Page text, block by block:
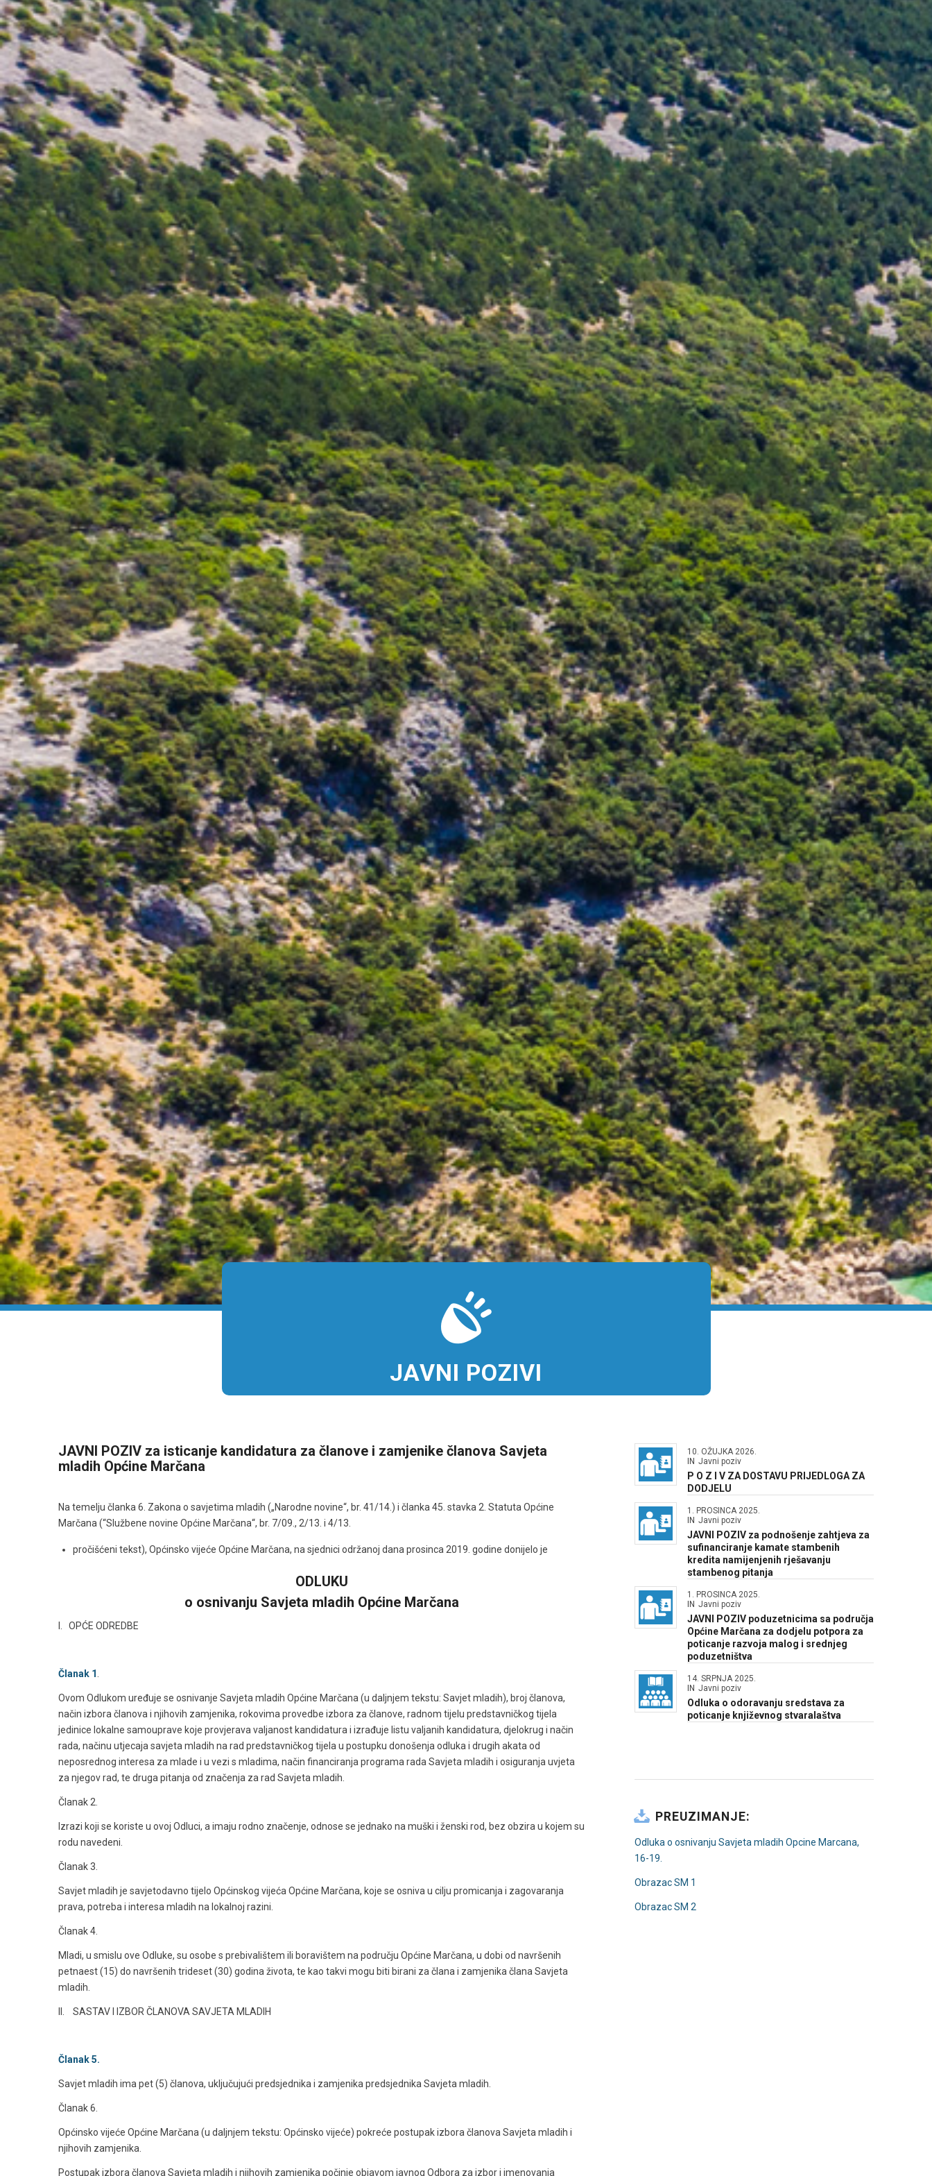
JAVNI POZIVI
JAVNI POZIV za isticanje kandidatura za članove i zamjenike članova Savjeta
mladih Općine Marčana
Na temelju članka 6. Zakona o savjetima mladih („Narodne novine“, br. 41/14.) i članka 45. stavka 2. Statuta Općine
Marčana (“Službene novine Općine Marčana“, br. 7/09., 2/13. i 4/13.
pročišćeni tekst), Općinsko vijeće Općine Marčana, na sjednici održanoj dana prosinca 2019. godine donijelo je
ODLUKU
o osnivanju Savjeta mladih Općine Marčana
I. OPĆE ODREDBE
Članak 1.
Ovom Odlukom uređuje se osnivanje Savjeta mladih Općine Marčana (u daljnjem tekstu: Savjet mladih), broj članova,
način izbora članova i njihovih zamjenika, rokovima provedbe izbora za članove, radnom tijelu predstavničkog tijela
jedinice lokalne samouprave koje provjerava valjanost kandidatura i izrađuje listu valjanih kandidatura, djelokrug i način
rada, načinu utjecaja savjeta mladih na rad predstavničkog tijela u postupku donošenja odluka i drugih akata od
neposrednog interesa za mlade i u vezi s mladima, način financiranja programa rada Savjeta mladih i osiguranja uvjeta
za njegov rad, te druga pitanja od značenja za rad Savjeta mladih.
Članak 2.
Izrazi koji se koriste u ovoj Odluci, a imaju rodno značenje, odnose se jednako na muški i ženski rod, bez obzira u kojem su
rodu navedeni.
Članak 3.
Savjet mladih je savjetodavno tijelo Općinskog vijeća Općine Marčana, koje se osniva u cilju promicanja i zagovaranja
prava, potreba i interesa mladih na lokalnoj razini.
Članak 4.
Mladi, u smislu ove Odluke, su osobe s prebivalištem ili boravištem na području Općine Marčana, u dobi od navršenih
petnaest (15) do navršenih trideset (30) godina života, te kao takvi mogu biti birani za člana i zamjenika člana Savjeta
mladih.
II. SASTAV I IZBOR ČLANOVA SAVJETA MLADIH
Članak 5.
Savjet mladih ima pet (5) članova, uključujući predsjednika i zamjenika predsjednika Savjeta mladih.
Članak 6.
Općinsko vijeće Općine Marčana (u daljnjem tekstu: Općinsko vijeće) pokreće postupak izbora članova Savjeta mladih i
njihovih zamjenika.
Postupak izbora članova Savjeta mladih i njihovih zamjenika počinje objavom javnog Odbora za izbor i imenovanja
10. OŽUJKA 2026.
IN Javni poziv
P O Z I V ZA DOSTAVU PRIJEDLOGA ZA
DODJELU
1. PROSINCA 2025.
IN Javni poziv
JAVNI POZIV za podnošenje zahtjeva za
sufinanciranje kamate stambenih
kredita namijenjenih rješavanju
stambenog pitanja
1. PROSINCA 2025.
IN Javni poziv
JAVNI POZIV poduzetnicima sa područja
Općine Marčana za dodjelu potpora za
poticanje razvoja malog i srednjeg
poduzetništva
14. SRPNJA 2025.
IN Javni poziv
Odluka o odoravanju sredstava za
poticanje književnog stvaralaštva
PREUZIMANJE:
Odluka o osnivanju Savjeta mladih Opcine Marcana,
16-19.
Obrazac SM 1
Obrazac SM 2